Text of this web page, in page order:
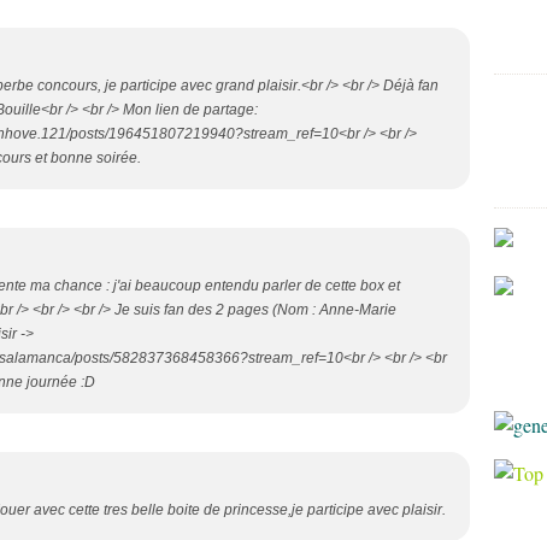
concours, je participe avec grand plaisir.<br /> <br /> Déjà fan
/> <br /> Mon lien de partage:
posts/196451807219940?stream_ref=10<br /> <br />
et bonne soirée.
ma chance : j'ai beaucoup entendu parler de cette box et
/> <br /> <br /> Je suis fan des 2 pages (Nom : Anne-Marie
->
posts/582837368458366?stream_ref=10<br /> <br /> <br
journée :D
avec cette tres belle boite de princesse,je participe avec plaisir.